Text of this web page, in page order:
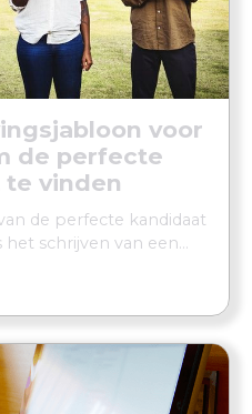
voor
de perfecte
vinden
de perfecte kandidaat
schrijven van een...